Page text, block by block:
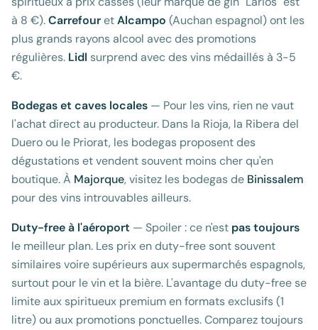
à 8 €).CarrefouretAlcampo (Auchan espagnol) ont les
plus grands rayons alcool avec des promotions
régulières. Lidl surprend avec des vins médaillés à 3-5
€.
Bodegas et caves locales — Pour les vins, rien ne vaut
l'achat direct au producteur. Dans la Rioja, la Ribera del
Duero ou le Priorat, les bodegas proposent des
dégustations et vendent souvent moins cher qu'en
boutique. À Majorque, visitez les bodegas de Binissalem
pour des vins introuvables ailleurs.
Duty-free à l'aéroport — Spoiler : ce n'est pas toujours
le meilleur plan. Les prix en duty-free sont souvent
similaires voire supérieurs aux supermarchés espagnols,
surtout pour le vin et la bière. L'avantage du duty-free se
limite aux spiritueux premium en formats exclusifs (1
litre) ou aux promotions ponctuelles. Comparez toujours